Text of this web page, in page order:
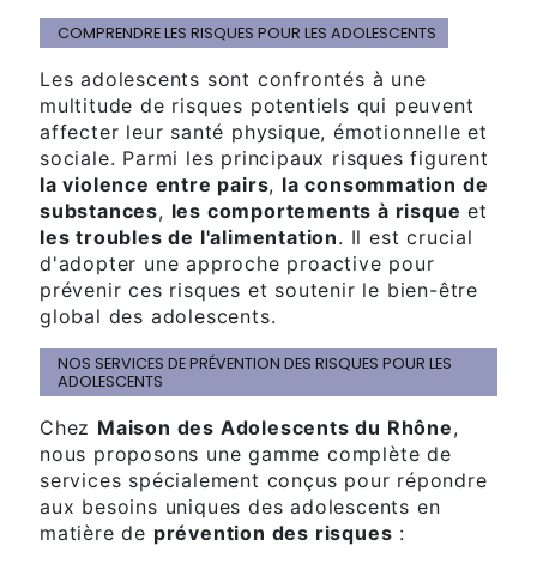
COMPRENDRE LES RISQUES POUR LES ADOLESCENTS
Les adolescents sont confrontés à une
multitude de risques potentiels qui peuvent
affecter leur santé physique, émotionnelle et
sociale. Parmi les principaux risques figurent
la violence entre pairs, la consommation de
substances, les comportements à risque et
les troubles de l'alimentation. Il est crucial
d'adopter une approche proactive pour
prévenir ces risques et soutenir le bien-être
global des adolescents.
NOS SERVICES DE PRÉVENTION DES RISQUES POUR LES
ADOLESCENTS
Chez Maison des Adolescents du Rhône,
nous proposons une gamme complète de
services spécialement conçus pour répondre
aux besoins uniques des adolescents en
matière de prévention des risques :